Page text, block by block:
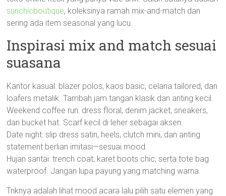
sunchicboutique, koleksinya ramah mix-and-match dan
sering ada item seasonal yang lucu.
Inspirasi mix and match sesuai
suasana
Kantor kasual: blazer polos, kaos basic, celana tailored, dan
loafers metalik. Tambah jam tangan klasik dan anting kecil.
Weekend coffee run: dress floral, denim jacket, sneakers,
dan bucket hat. Scarf kecil di leher sebagai aksen.
Date night: slip dress satin, heels, clutch mini, dan anting
statement berlian imitasi—sesuai mood.
Hujan santai: trench coat, karet boots chic, serta tote bag
waterproof. Jangan lupa payung yang matching warna.
Triknya adalah lihat mood acara lalu pilih satu elemen yang